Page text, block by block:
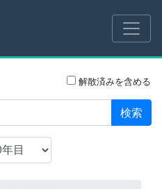
解散済みを含める
検索